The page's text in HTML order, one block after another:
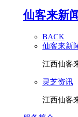
仙客来新
BACK
仙客来新
江西仙客
灵芝资讯
江西仙客